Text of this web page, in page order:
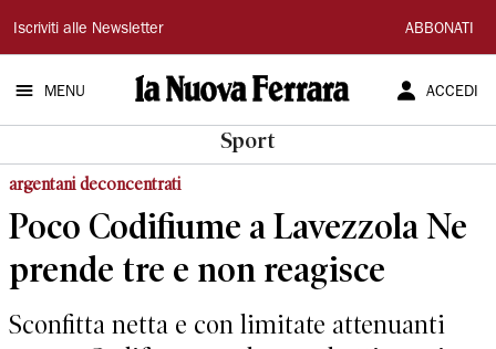
La
Nuova
Ferrara
Iscriviti alle Newsletter ABBONATI
MENU ACCEDI
Sport
argentani deconcentrati
Poco Codifiume a Lavezzola Ne
prende tre e non reagisce
Sconfitta netta e con limitate attenuanti